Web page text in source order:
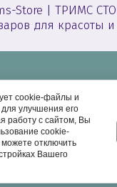
Store | ТРИМС
для красоты
cookie-файлы и
для улучшения его
работу с сайтом, Вы
cookie-
отключить
Вашего